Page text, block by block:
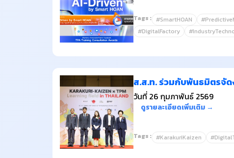
Tags : #SmartHOAN
#DigitalFactory
ส.ส.ท. ร่วมกับพันธมิตรจั
วันที่ 26 กุมภาพันธ์ 2569
ดูรายละเอียดเพิ่มเติม →
Tags : #KarakuriKaizen